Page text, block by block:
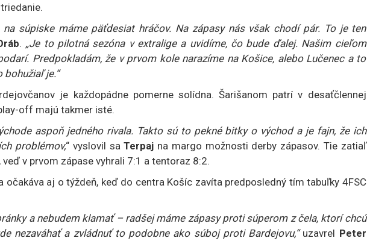
na súpiske máme päťdesiat hráčov. Na zápasy nás však chodí pár. To je ten
. „Je to pilotná sezóna v extralige a uvidíme, čo bude ďalej. Našim cieľom
Predpokladám, že v prvom kole narazíme na Košice, alebo Lučenec a to
je.“
je každopádne pomerne solídna. Šarišanom patrí v desaťčlennej
off majú takmer isté.
aspoň jedného rivala. Takto sú to pekné bitky o východ a je fajn, že ich
problémov,“ vyslovil saTerpaj na margo možnosti derby zápasov. Tie zatiaľ
v prvom zápase vyhrali 7:1 a tentoraz 8:2.
očakáva aj o týždeň, keď do centra Košíc zavíta predposledný tím tabuľky 4FSC
a nebudem klamať – radšej máme zápasy proti súperom z čela, ktorí chcú
nezaváhať a zvládnuť to podobne ako súboj proti Bardejovu,“ uzavrel Peter